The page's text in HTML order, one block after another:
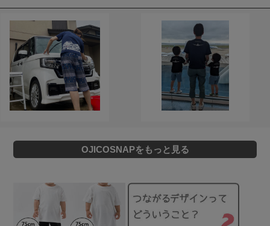
OJICOSNAPをもっと見る